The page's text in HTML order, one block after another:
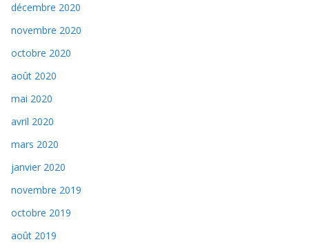
décembre 2020
novembre 2020
octobre 2020
août 2020
mai 2020
avril 2020
mars 2020
janvier 2020
novembre 2019
octobre 2019
août 2019